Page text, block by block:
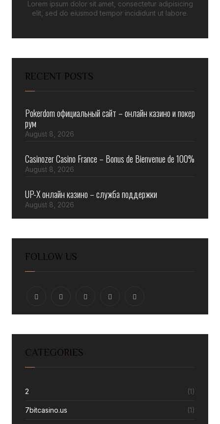
Lorem ipsum dolor sit amet, consectetur adipisicing
elit, sed do eiusmod tempor incididunt ut labore.
RECENT POSTS
Pokerdom официальный сайт – онлайн казино и покер
рум
August 8, 2026
Casinozer Casino France – Bonus de Bienvenue de 100%
August 8, 2026
UP-X онлайн казино – служба поддержки
August 8, 2026
FOLLOW US
CATEGORIES
2 (1)
7bitcasino.us (1)